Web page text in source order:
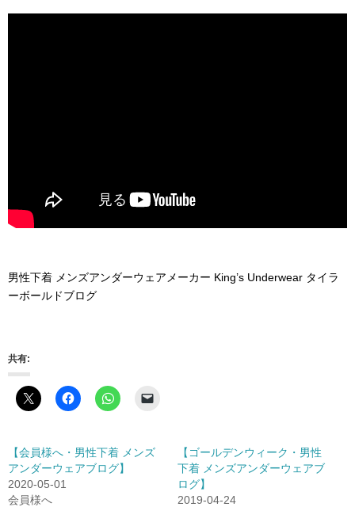
男性下着 メンズアンダーウェアメーカー King’s Underwear タイラ
ーボールドブログ
共有:
【会員様へ・男性下着 メンズ
アンダーウェアブログ】
2020-05-01
会員様へ
【ゴールデンウィーク・男性
下着 メンズアンダーウェアブ
ログ】
2019-04-24